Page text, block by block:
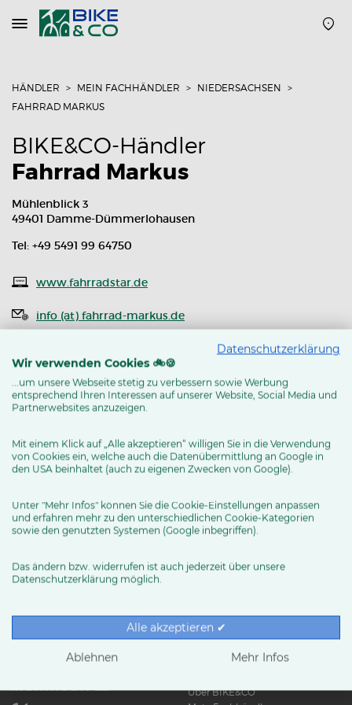
Navigation
öffnen
HÄNDLER MEIN FACHHÄNDLER
NIEDERSACHSEN
FAHRRAD MARKUS
BIKE&CO-Händler
Fahrrad Markus
Mühlenblick 3
49401 Damme-Dümmerlohausen
Tel: +49 5491 99 64750
www.fahrradstar.de
info (at) fahrrad-markus.de
MEHR ERFAHREN
News & Trends
Ratgeber
Über BIKE&CO
Datenschutzerklärung
Wir verwenden Cookies 🚲🍪
...um unsere Webseite stetig zu verbessern sowie Werbung
entsprechend Ihren Interessen auf unserer Website, Social Media und
Partnerwebsites anzuzeigen.
Mit einem Klick auf „Alle akzeptieren“ willigen Sie in die Verwendung
von Cookies ein, welche auch die Datenübermittlung an Google in
den USA beinhaltet (auch zu eigenen Zwecken von Google).
Unter "Mehr Infos" können Sie die Cookie-Einstellungen anpassen
und erfahren mehr zu den unterschiedlichen Cookie-Kategorien
sowie den genutzten Systemen (Google inbegriffen).
Das ändern bzw. widerrufen ist auch jederzeit über unsere
Datenschutzerklärung möglich.
Alle akzeptieren ✔
Ablehnen Mehr Infos